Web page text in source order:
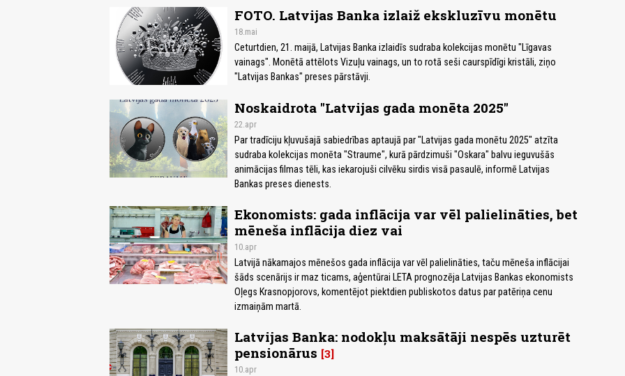
FOTO. Latvijas Banka izlaiž ekskluzīvu monētu
18.mai
Ceturtdien, 21. maijā, Latvijas Banka izlaidīs sudraba kolekcijas monētu "Līgavas
vainags". Monētā attēlots Vizuļu vainags, un to rotā seši caurspīdīgi kristāli, ziņo
"Latvijas Bankas" preses pārstāvji.
Noskaidrota "Latvijas gada monēta 2025"
22.apr
Par tradīciju kļuvušajā sabiedrības aptaujā par "Latvijas gada monētu 2025" atzīta
sudraba kolekcijas monēta "Straume", kurā pārdzimuši "Oskara" balvu ieguvušās
animācijas filmas tēli, kas iekarojuši cilvēku sirdis visā pasaulē, informē Latvijas
Bankas preses dienests.
Ekonomists: gada inflācija var vēl palielināties, bet
mēneša inflācija diez vai
10.apr
Latvijā nākamajos mēnešos gada inflācija var vēl palielināties, taču mēneša inflācijai
šāds scenārijs ir maz ticams, aģentūrai LETA prognozēja Latvijas Bankas ekonomists
Oļegs Krasnopjorovs, komentējot piektdien publiskotos datus par patēriņa cenu
izmaiņām martā.
Latvijas Banka: nodokļu maksātāji nespēs uzturēt
pensionārus 3
10.apr